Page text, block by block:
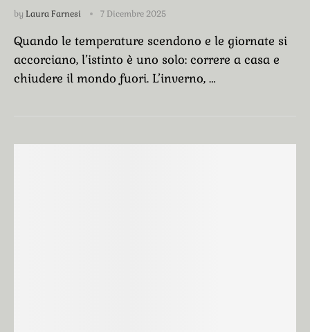
by Laura Farnesi 7 Dicembre 2025
Quando le temperature scendono e le giornate si
accorciano, l’istinto è uno solo: correre a casa e
chiudere il mondo fuori. L’inverno, …